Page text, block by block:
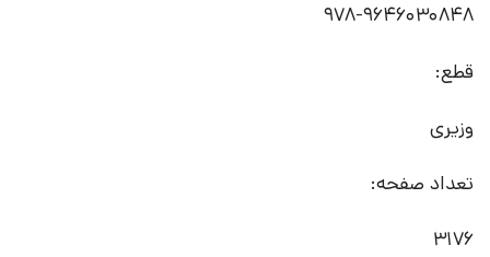
978-9646030848
قطع:
وزیری
تعداد صفحه:
3176